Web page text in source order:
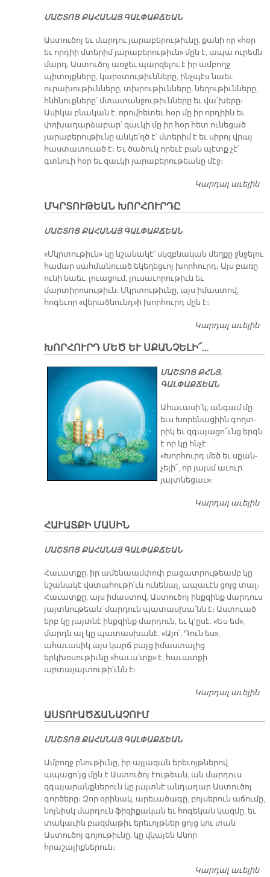
ՄԱՇ­ՏՈՑ ՔԱ­ՀԱ­ՆԱՅ ԳԱԼ­ՓԱՔ­ՃԵԱՆ
Աստուծոյ եւ մարդու յարաբերութիւնը, քանի որ «հօր
եւ որդիի մտերիմ յարաբերութիւն» մըն է, ապա ուրեմն
մարդ, Աստուծոյ առջեւ պարզելու է իր ամբողջ
պիտոյքները, կարօտութիւնները, ինչպէս նաեւ
ուրախութիւնները, տխրութիւնները, նեղութիւնները,
հնհնուքները՝ մտատանջութիւնները եւ վա՛խերը։
Ասիկա բնական է, որովհետեւ հօր մը իր որդիին եւ
փոխադարձաբար՝ զաւկի մը իր հօր հետ ունեցած
յարաբերութիւնը անկե՛ղծ է՝ մտերիմ է եւ սիրոյ վրայ
հաստատուած է։ Եւ ծածուկ որեւէ բան պէտք չէ՛
գտնուի հօր եւ զաւկի յարաբերութեանը մէջ։
Կարդալ աւելին
ՄԿՐՏՈՒԹԵԱՆ ԽՈՐՀՈՒՐԴԸ
ՄԱՇ­ՏՈՑ ՔԱ­ՀԱ­ՆԱՅ ԳԱԼ­ՓԱՔ­ՃԵԱՆ
«Մկրտութիւն» կը նշանակէ՝ սկզբնական մեղքը ջնջելու
համար սահմանուած եկեղեցւոյ խորհուրդ։ Այս բառը
ունի նաեւ, լուացում, լուսաւորութիւն եւ
մարտիրոսութիւն։ Մկրտութիւնը, այս իմաստով,
հոգեւոր «վերածնունդ»ի խորհուրդ մըն է։
Կարդալ աւելին
ԽՈՐ­ՀՈՒՐԴ ՄԵԾ ԵՒ ՍՔԱՆ­ՉԵ­ԼԻ՜…
ՄԱՇՏՈՑ ՔՀՆՅ.
ԳԱԼՓԱՔՃԵԱՆ
Ա­հա­ւա­սի՛կ, ան­գամ մը
եւս Խո­րե­նա­ցիին գողտ­
րիկ եւ զգա­յա­ցո՜ւնց երգն
է որ կը հնչէ.
«Խոր­հուրդ մեծ եւ սքան­
չե­լի՜, որ յայսմ ա­ւուր
յայտ­նե­ցաւ»։
Կարդալ աւելին
ՀԱՒԱՏՔԻ ՄԱՍԻՆ
ՄԱՇ­ՏՈՑ ՔԱ­ՀԱ­ՆԱՅ ԳԱԼ­ՓԱՔ­ՃԵԱՆ
Հաւատքը, իր ամենաամփոփ բացատրութեամբ կը
նշանակէ վստահութի՛ւն ունենալ, ապաւէն ցոյց տալ։
Հաւատքը, այս իմաստով, Աստուծոյ ինքզինք մարդուս
յայտնութեան՝ մարդուն պատասխա՛նն է։ Աստուած
երբ կը յայտնէ ինքզինք մարդուն, եւ կ՚ըսէ. «Ես եմ»,
մարդն ալ կը պատասխանէ. «Այո՛, Դուն ես»,
ահաւասիկ այս կարճ բայց իմաստալից
երկխօսութիւնը «հաւա՛տք» է, հաւատքի
արտայայտութի՛ւնն է։
Կարդալ աւելին
ԱՍՏՈՒԱԾՃԱՆԱՉՈՒՄ
ՄԱՇ­ՏՈՑ ՔԱ­ՀԱ­ՆԱՅ ԳԱԼ­ՓԱՔ­ՃԵԱՆ
Ամբողջ բնութիւնը, իր այլազան երեւոյթներով
ապացո՛յց մըն է Աստուծոյ էութեան, ան մարդուս
զգայարանքներուն կը յայտնէ անդադար Աստուծոյ
գործերը։ Զոր օրինակ, արեւածագը, բոյսերուն աճումը,
նոյնիսկ մարդուն ֆիզիքական եւ հոգեկան կազմը, եւ
տակաւին բազմաթիւ երեւոյթներ ցոյց կու տան
Աստուծոյ գոյութիւնը, կը վկայեն Անոր
հրաշալիքներուն։
Կարդալ աւելին